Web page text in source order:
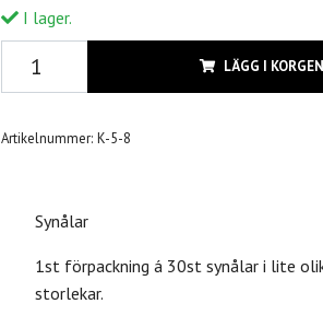
I lager.
LÄGG I KORGEN
Artikelnummer: K-5-8
Synålar
1st förpackning á 30st synålar i lite
storlekar.